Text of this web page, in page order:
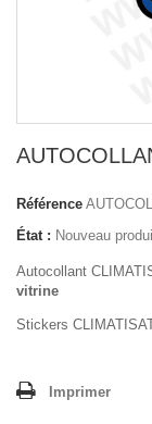
Référence
État : Nouveau
Autocollant
vitrine
Stickers
Imprimer